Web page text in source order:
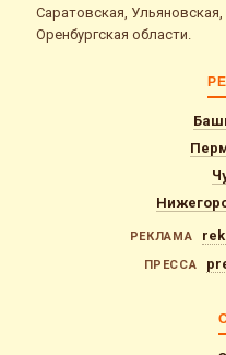
Саратовская, Ульяновская,
Оренбургская области.
РЕКЛАМА
ПРЕССА